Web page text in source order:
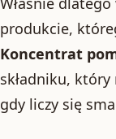
produkcie,
Koncentrat
składniku,
gdy liczy się